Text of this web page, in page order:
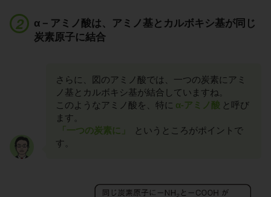
α－アミノ酸は、アミノ基とカルボキシ基が同じ
炭素原子に結合
さらに、図のアミノ酸では、一つの炭素にアミ
ノ基とカルボキシ基が結合していますね。
このようなアミノ酸を、特に α-アミノ酸 と呼び
ます。
「一つの炭素に」
というところがポイントで
す。